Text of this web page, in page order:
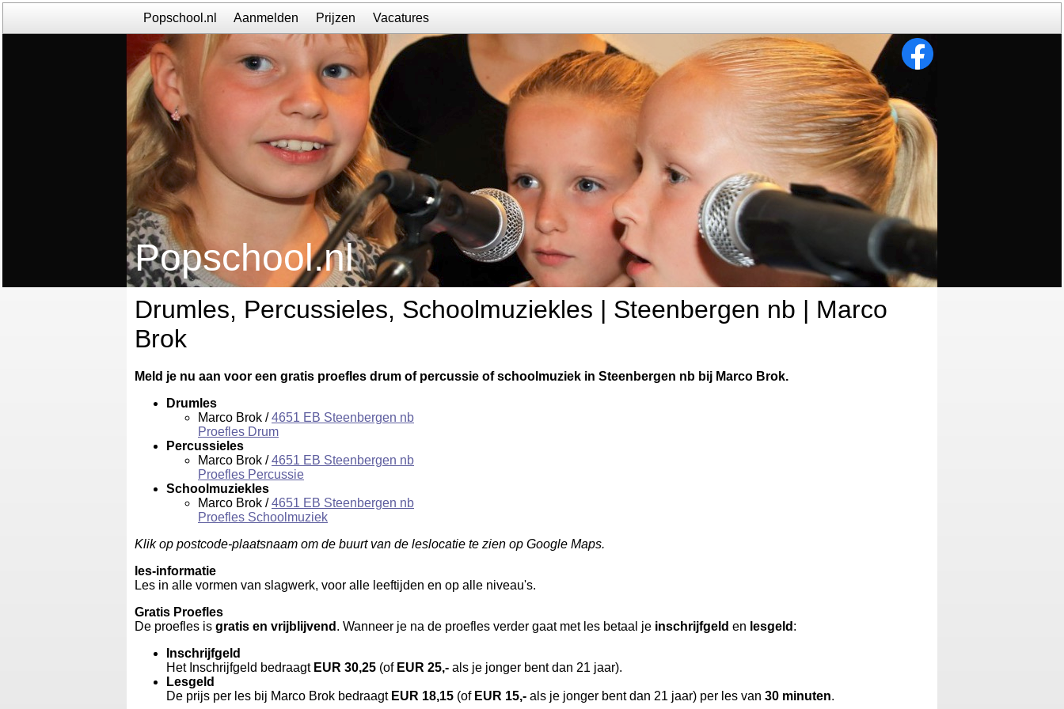
Popschool.nl Aanmelden Prijzen Vacatures
Popschool.nl
Drumles, Percussieles, Schoolmuziekles | Steenbergen nb | Marco
Brok
Meld je nu aan voor een gratis proefles drum of percussie of schoolmuziek in Steenbergen nb bij Marco Brok.
Drumles
Marco Brok /4651 EB Steenbergen nb
Proefles Drum
Percussieles
Marco Brok /4651 EB Steenbergen nb
Proefles Percussie
Schoolmuziekles
Marco Brok /4651 EB Steenbergen nb
Proefles Schoolmuziek
Klik op postcode-plaatsnaam om de buurt van de leslocatie te zien op Google Maps.
les-informatie
Les in alle vormen van slagwerk, voor alle leeftijden en op alle niveau's.
Gratis Proefles
De proefles is gratis en vrijblijvend . Wanneer je na de proefles verder gaat met les betaal je inschrijfgeld en lesgeld :
Inschrijfgeld
Het Inschrijfgeld bedraagt EUR 30,25 (of EUR 25,- als je jonger bent dan 21 jaar).
Lesgeld
De prijs per les bij Marco Brok bedraagt EUR 18,15 (of EUR 15,- als je jonger bent dan 21 jaar) per les van 30 minuten.